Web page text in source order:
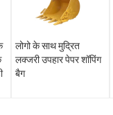
लोगो के साथ मुद्रित
लक्जरी उपहार पेपर शॉपिंग
बैग